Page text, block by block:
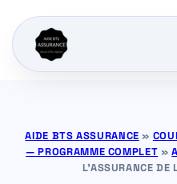
AIDE BTS ASSURANCE »
— PROGRAMME COMPLET »
L’ASSURANCE